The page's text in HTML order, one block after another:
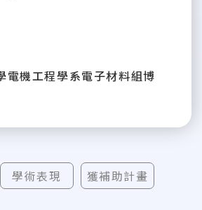
電機工程學系電子材料組博
學術表現 獲補助計畫